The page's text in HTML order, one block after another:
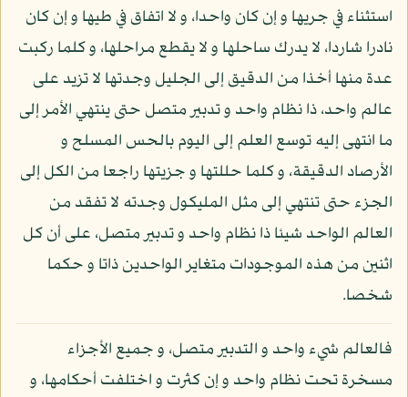
استثناء في جريها و إن كان واحدا، و لا اتفاق في طيها و إن كان
نادرا شاردا، لا يدرك ساحلها و لا يقطع مراحلها، و كلما ركبت
عدة منها أخذا من الدقيق إلى الجليل وجدتها لا تزيد على
عالم واحد، ذا نظام واحد و تدبير متصل حتى ينتهي الأمر إلى
ما انتهى إليه توسع العلم إلى اليوم بالحس المسلح و
الأرصاد الدقيقة، و كلما حللتها و جزيتها راجعا من الكل إلى
الجزء حتى تنتهي إلى مثل المليكول وجدته لا تفقد من
العالم الواحد شيئا ذا نظام واحد و تدبير متصل، على أن كل
اثنين من هذه الموجودات متغاير الواحدين ذاتا و حكما
شخصا.
فالعالم شيء واحد و التدبير متصل، و جميع الأجزاء
مسخرة تحت نظام واحد و إن كثرت و اختلفت أحكامها، و